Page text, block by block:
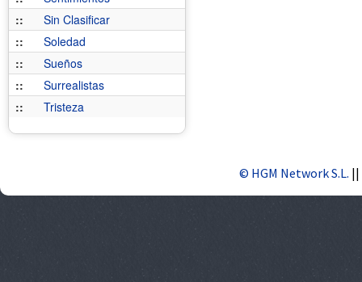
::
Sin Clasificar
::
Soledad
::
Sueños
::
Surrealistas
::
Tristeza
© HGM Network S.L. ||